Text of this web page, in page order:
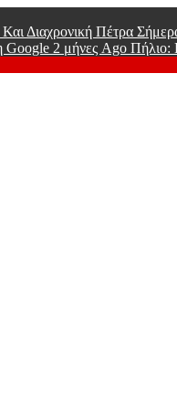
Διαχρονική Πέτρα
Google 2 μήνες Ago Πήλιο: